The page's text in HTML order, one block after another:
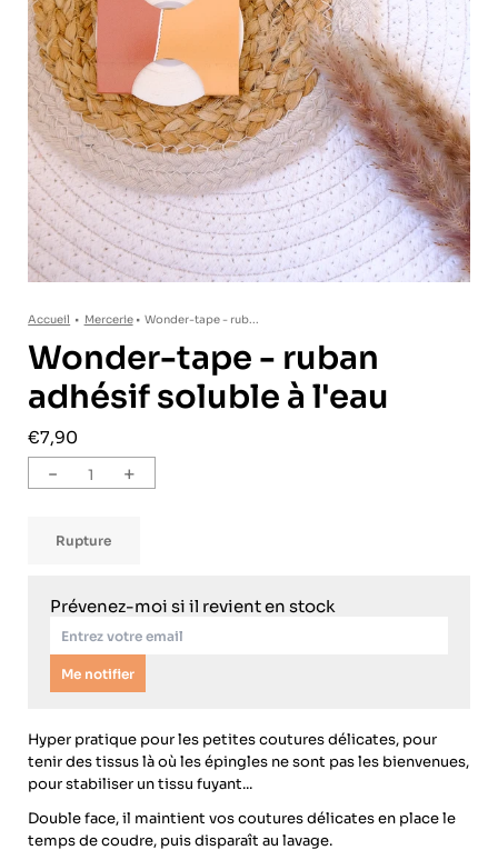
Accueil • Mercerie• Wonder-tape - rub...
Wonder-tape - ruban
adhésif soluble à l'eau
€7,90
- +
Rupture
Prévenez-moi si il revient en stock
Me notifier
Hyper pratique pour les petites coutures délicates, pour
tenir des tissus là où les épingles ne sont pas les bienvenues,
pour stabiliser un tissu fuyant...
Double face, il maintient vos coutures délicates en place le
temps de coudre, puis disparaît au lavage.